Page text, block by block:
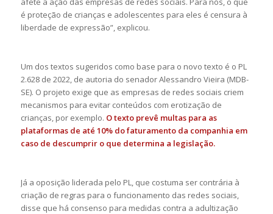
é proteção de crianças e adolescentes para eles é censura à
liberdade de expressão”, explicou.
Um dos textos sugeridos como base para o novo texto é o PL
2.628 de 2022, de autoria do senador Alessandro Vieira (MDB-
SE). O projeto exige que as empresas de redes sociais criem
mecanismos para evitar conteúdos com erotização de
crianças, por exemplo. O texto prevê multas para as
plataformas de até 10% do faturamento da companhia em
caso de descumprir o que determina a legislação.
Já a oposição liderada pelo PL, que costuma ser contrária à
criação de regras para o funcionamento das redes sociais,
disse que há consenso para medidas contra a adultização